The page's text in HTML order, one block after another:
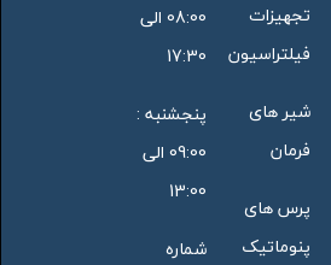
تجهیزات
فیلتراسیون
شیر های
فرمان
پرس های
پنوماتیک
08:00 الی
17:30
پنجشنبه :
09:00 الی
13:00
شماره